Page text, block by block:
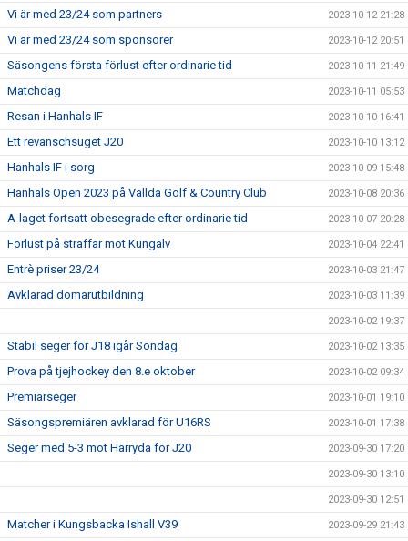
Vi är med 23/24 som partners 2023-10-12 21:28
Vi är med 23/24 som sponsorer 2023-10-12 20:51
Säsongens första förlust efter ordinarie tid 2023-10-11 21:49
Matchdag 2023-10-11 05:53
Resan i Hanhals IF 2023-10-10 16:41
Ett revanschsuget J20 2023-10-10 13:12
Hanhals IF i sorg 2023-10-09 15:48
Hanhals Open 2023 på Vallda Golf & Country Club 2023-10-08 20:36
A-laget fortsatt obesegrade efter ordinarie tid 2023-10-07 20:28
Förlust på straffar mot Kungälv 2023-10-04 22:41
Entrè priser 23/24 2023-10-03 21:47
Avklarad domarutbildning 2023-10-03 11:39
2023-10-02 19:37
Stabil seger för J18 igår Söndag 2023-10-02 13:35
Prova på tjejhockey den 8.e oktober 2023-10-02 09:34
Premiärseger 2023-10-01 19:10
Säsongspremiären avklarad för U16RS 2023-10-01 17:38
Seger med 5-3 mot Härryda för J20 2023-09-30 17:20
2023-09-30 13:10
2023-09-30 12:51
Matcher i Kungsbacka Ishall V39 2023-09-29 21:43